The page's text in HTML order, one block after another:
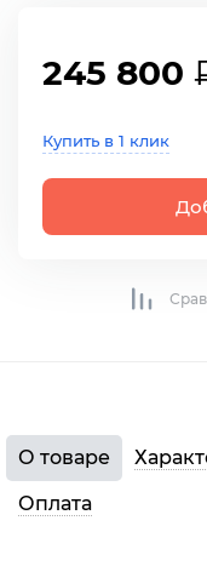
245 800
Купить в 1 клик
О товаре
Оплата